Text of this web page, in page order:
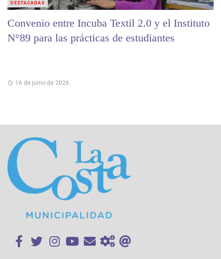
Convenio entre Incuba Textil 2.0 y el Instituto
N°89 para las prácticas de estudiantes
16 de junio de 2026
DESTACADAS